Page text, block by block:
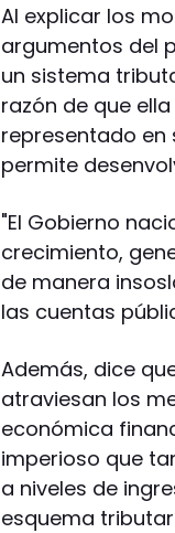
Al explicar los
argumentos del
un sistema
razón de que
representado en
permite
"El Gobierno
crecimiento,
de manera
las cuentas
Además, dice
atraviesan los
económica
imperioso que
a niveles de
esquema